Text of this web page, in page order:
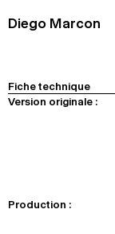
Diego Marcon
Fiche technique
Version originale :
Production :